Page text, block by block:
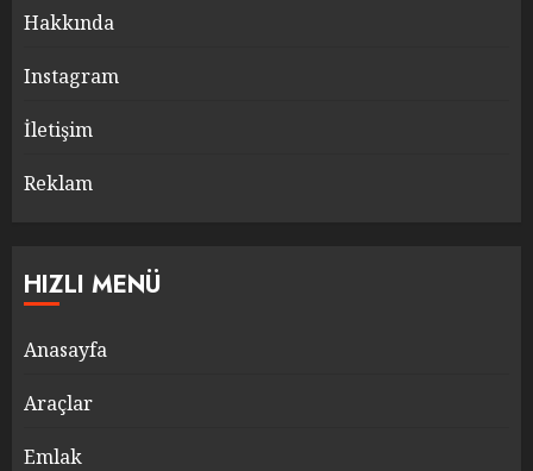
Hakkında
Instagram
İletişim
Reklam
HIZLI MENÜ
Anasayfa
Araçlar
Emlak